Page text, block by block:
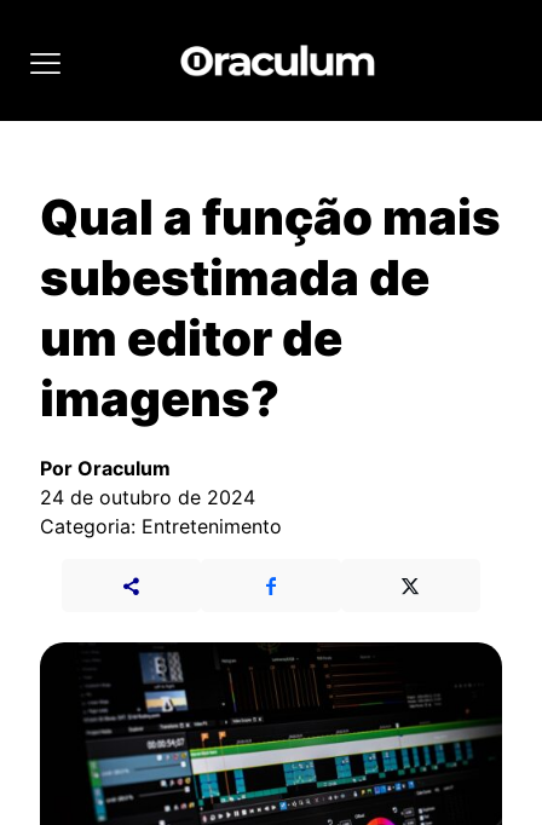
Qual a função mais
subestimada de
um editor de
imagens?
Por Oraculum
24 de outubro de 2024
Categoria: Entretenimento